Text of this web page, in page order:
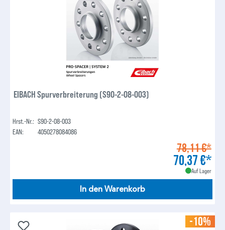
EIBACH Spurverbreiterung (S90-2-08-003)
Hrst.-Nr.: S90-2-08-003
EAN:
4050278084086
78,11 €*
70,37 €*
Auf Lager
In den Warenkorb
-10%